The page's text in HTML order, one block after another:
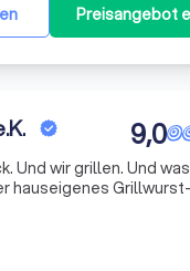
Preisangebot
9,0
Und wir grillen. Und
hauseigenes